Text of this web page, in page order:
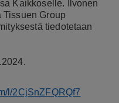
Kaikkoselle. Ilvonen
Group
tiedotetaan
l/2CjSnZFQRQf7